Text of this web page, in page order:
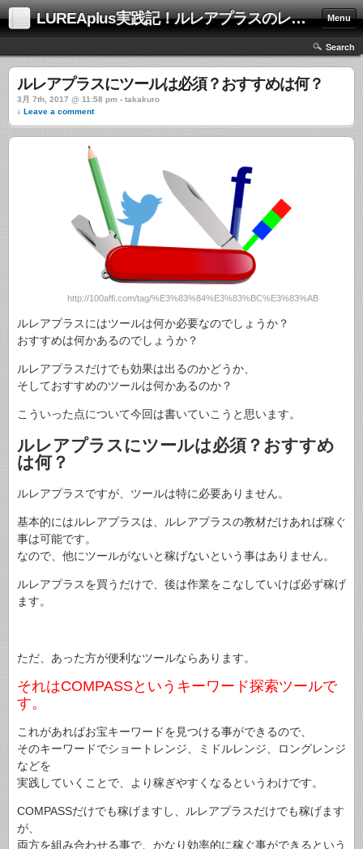
LUREAplus実践記！ルレアプラスのレビューサイト！ Menu
Search
ルレアプラスにツールは必須？おすすめは何？
3月 7th, 2017 @ 11:58 pm › takakuro
↓ Leave a comment
http://100affi.com/tag/%E3%83%84%E3%83%BC%E3%83%AB
ルレアプラスにはツールは何か必要なのでしょうか？
おすすめは何かあるのでしょうか？
ルレアプラスだけでも効果は出るのかどうか、
そしておすすめのツールは何かあるのか？
こういった点について今回は書いていこうと思います。
ルレアプラスにツールは必須？おすすめ
は何？
ルレアプラスですが、ツールは特に必要ありません。
基本的にはルレアプラスは、ルレアプラスの教材だけあれば稼ぐ
事は可能です。
なので、他にツールがないと稼げないという事はありません。
ルレアプラスを買うだけで、後は作業をこなしていけば必ず稼げ
ます。
ただ、あった方が便利なツールならあります。
それはCOMPASSというキーワード探索ツールで
す。
これがあればお宝キーワードを見つける事ができるので、
そのキーワードでショートレンジ、ミドルレンジ、ロングレンジ
などを
実践していくことで、より稼ぎやすくなるというわけです。
COMPASSだけでも稼げますし、ルレアプラスだけでも稼げます
が、
両方を組み合わせる事で、かなり効率的に稼ぐ事ができるという